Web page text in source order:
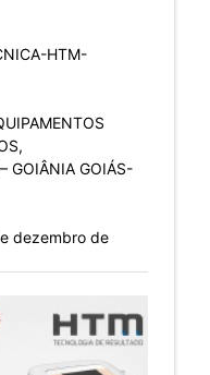
HTM-
GOIÂNIA GOIÁS-
dezembro de